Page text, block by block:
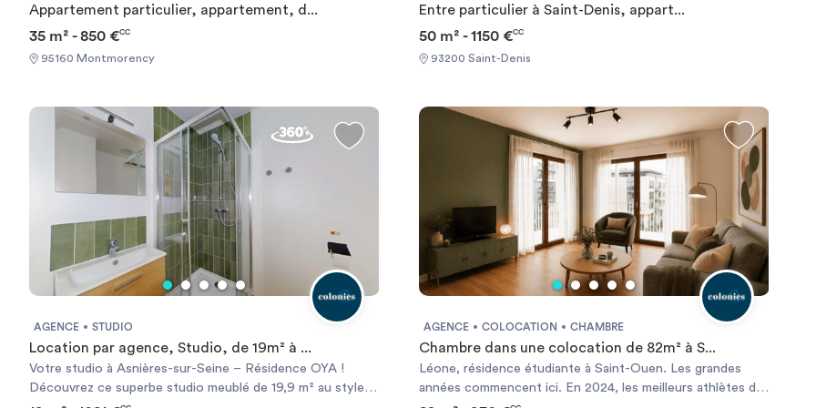
résidence. Séduit par l'espace et les services de la
résidence Oya ? Choisissez votre unité et réservez votre
T2 en ligne dès maintenant ! Unités disponibles : -
Appartement particulier, appartement, d...
35 m² - 850 €CC
95160 Montmorency
Entre particulier à Saint-Denis, appart...
50 m² - 1150 €CC
93200 Saint-Denis
AGENCE STUDIO
Location par agence, Studio, de 19m² à ...
Votre studio à Asnières-sur-Seine – Résidence OYA !
Découvrez ce superbe studio meublé de 19,9 m² au style
AGENCE COLOCATION CHAMBRE
Chambre dans une colocation de 82m² à S...
Léone, résidence étudiante à Saint-Ouen. Les grandes
années commencent ici. En 2024, les meilleurs athlètes du